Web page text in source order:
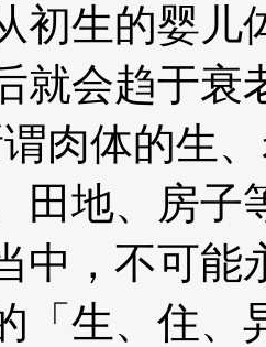
初生的婴儿
就会趋于衰
肉体的生
田地、房子
中，不可能
「生、住、